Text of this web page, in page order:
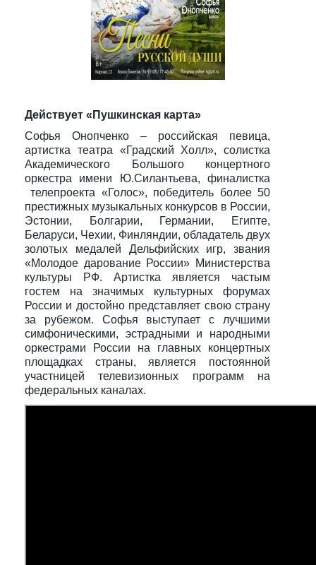
Действует «Пушкинская карта»
Софья Онопченко – российская певица,
артистка театра «Градский Холл», солистка
Академического Большого концертного
оркестра имени Ю.Силантьева, финалистка
телепроекта «Голос», победитель более 50
престижных музыкальных конкурсов в России,
Эстонии, Болгарии, Германии, Египте,
Беларуси, Чехии, Финляндии, обладатель двух
золотых медалей Дельфийских игр, звания
«Молодое дарование России» Министерства
культуры РФ. Артистка является частым
гостем на значимых культурных форумах
России и достойно представляет свою страну
за рубежом. Софья выступает с лучшими
симфоническими, эстрадными и народными
оркестрами России на главных концертных
площадках страны, является постоянной
участницей телевизионных программ на
федеральных каналах.